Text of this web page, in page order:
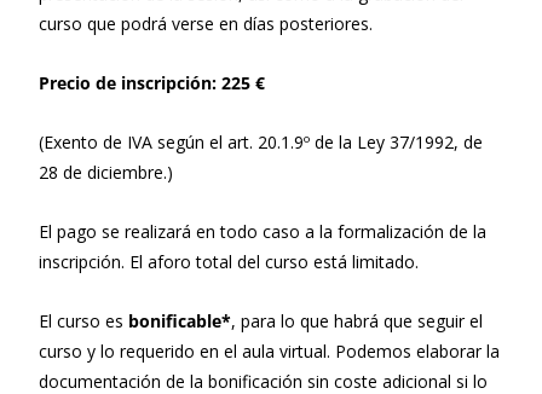
curso que podrá verse en días posteriores.
Precio de inscripción: 225 €
(Exento de IVA según el art. 20.1.9º de la Ley 37/1992, de
28 de diciembre.)
El pago se realizará en todo caso a la formalización de la
inscripción. El aforo total del curso está limitado.
El curso es bonificable*, para lo que habrá que seguir el
curso y lo requerido en el aula virtual. Podemos elaborar la
documentación de la bonificación sin coste adicional si lo